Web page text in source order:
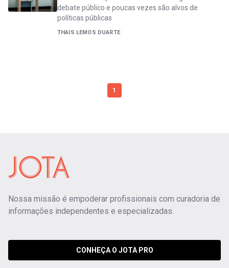
debate público e poucas vezes são alvos de
políticas públicas
THAIS LEMOS DUARTE
1
Nossa missão é empoderar profissionais com curadoria de
informações independentes e especializadas.
CONHEÇA O JOTA PRO